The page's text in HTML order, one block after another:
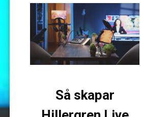
Så skapar